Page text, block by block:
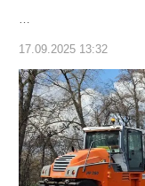
17.09.2025 13:32